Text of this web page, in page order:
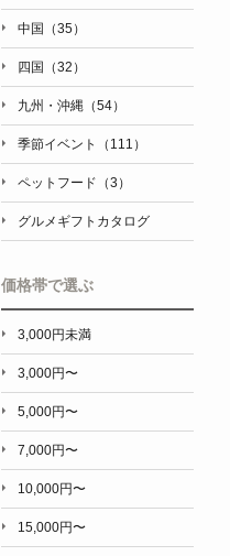
中国（35）
四国（32）
九州・沖縄（54）
季節イベント（111）
ペットフード（3）
グルメギフトカタログ
価格帯で選ぶ
3,000円未満
3,000円〜
5,000円〜
7,000円〜
10,000円〜
15,000円〜